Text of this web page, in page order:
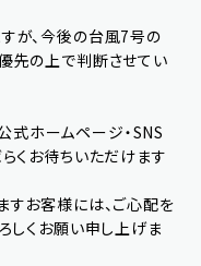
が、今後の台風7号の
先の上で判断させてい
ホームページ・SNS
くお待ちいただけます
すお客様には、ご心配を
しくお願い申し上げま